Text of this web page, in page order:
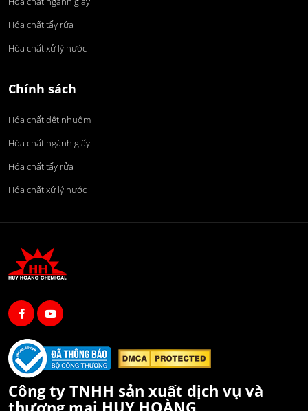
Hóa chất tẩy rửa
Hóa chất xử lý nước
Chính sách
Hóa chất dệt nhuộm
Hóa chất ngành giấy
Hóa chất tẩy rửa
Hóa chất xử lý nước
Công ty TNHH sản xuất dịch vụ và